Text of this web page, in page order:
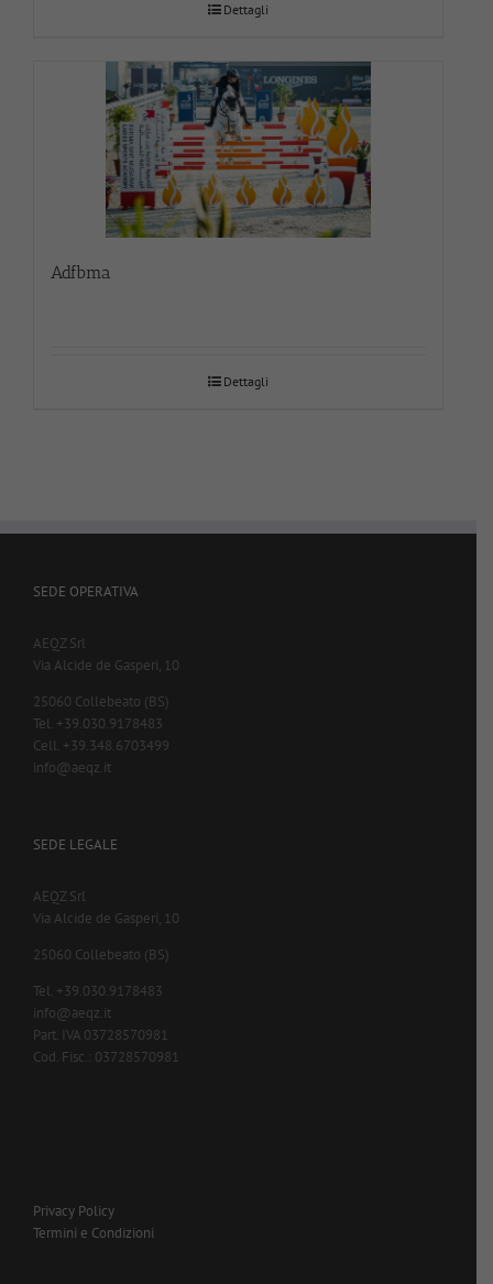
Dettagli
Adfbma
Dettagli
SEDE OPERATIVA
AEQZ Srl
Via Alcide de Gasperi, 10
25060 Collebeato (BS)
Tel. +39.030.9178483
Cell. +39.348.6703499
info@aeqz.it
SEDE LEGALE
AEQZ Srl
Via Alcide de Gasperi, 10
25060 Collebeato (BS)
Tel. +39.030.9178483
info@aeqz.it
Part. IVA 03728570981
Cod. Fisc.: 03728570981
Privacy Policy
Termini e Condizioni